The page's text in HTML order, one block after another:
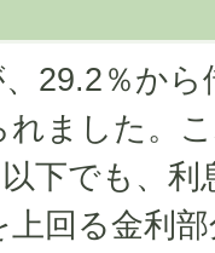
29.2％か
れました。
下でも、利
上回る金利